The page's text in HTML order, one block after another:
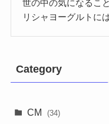
世の中の気になるこ
リシャヨーグルトに
Category
CM (34)